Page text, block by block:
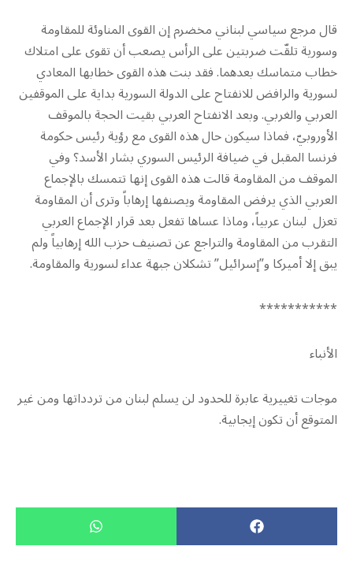
قال مرجع سياسي لبناني مخضرم إن القوى المناوئة للمقاومة
وسورية تلقّت ضربتين على الرأس يصعب أن تقوى على امتلاك
خطاب متماسك بعدهما. فقد بنت هذه القوى خطابها المعادي
لسورية والرافض للانفتاح على الدولة السورية بداية على الموقفين
العربي والغربي. وبعد الانفتاح العربي بقيت الحجة بالموقف
الأوروبيّ، فماذا سيكون حال هذه القوى مع رؤية رئيس حكومة
فرنسا المقبل في ضيافة الرئيس السوري بشار الأسد؟ وفي
الموقف من المقاومة قالت هذه القوى إنها تتمسك بالإجماع
العربي الذي يرفض المقاومة ويصنفها إرهاباً وترى أن المقاومة
تعزل لبنان عربياً، وماذا عساها تفعل بعد قرار الإجماع العربي
التقرب من المقاومة والتراجع عن تصنيف حزب الله إرهابياً ولم
يبق إلا أميركا و”إسرائيل” تشكلان جبهة عداء لسورية والمقاومة.
***********
الأنباء
موجات تغييرية عابرة للحدود لن يسلم لبنان من تردداتها ومن غير
المتوقع أن تكون إيجابية.